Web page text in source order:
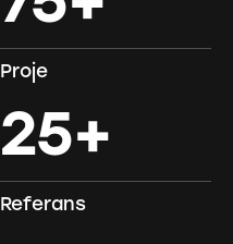
Proje
25+
Referans